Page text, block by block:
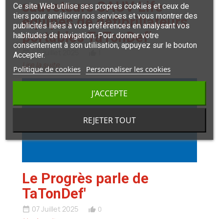
sauveteurs SAUV Life
équipés de défibrillateurs
portables TaTonDef’
date_range 02 Juillet 2025
Lire la suite
Le Progrès parle de
TaTonDef'
date_range 07 Juillet 2025 thumb_up_alt 0
Ce site Web utilise ses propres cookies et ceux de
tiers pour améliorer nos services et vous montrer des
publicités liées à vos préférences en analysant vos
habitudes de navigation. Pour donner votre
consentement à son utilisation, appuyez sur le bouton
Accepter.
Politique de cookies Personnaliser les cookies
REJETER TOUT
J'ACCEPTE